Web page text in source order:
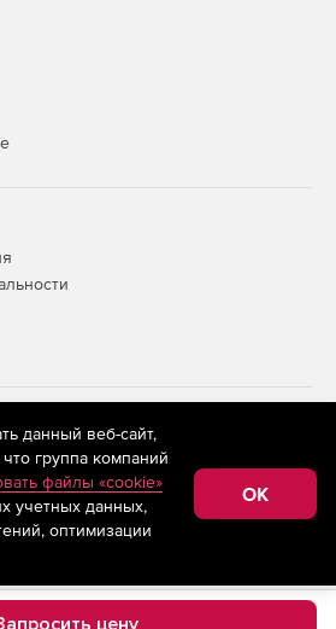
цену
store.softline.ru применяются
(информационные технологии
на основе сбора,
сведений, относящихся к
сети «Интернет»,
Российской Федерации)
данный веб-сайт,
группа компаний
файлы «cookie»
учетных данных,
оптимизации
OK